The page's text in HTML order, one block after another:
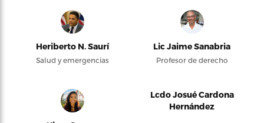
Heriberto N. Saurí
Salud y emergencias
Lic Jaime Sanabria
Profesor de derecho
Lcdo Josué Cardona
Hernández